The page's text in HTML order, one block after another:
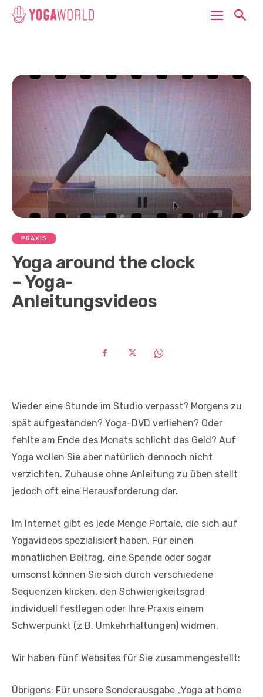
PRAXIS
Yoga around the clock
– Yoga-
Anleitungsvideos
Wieder eine Stunde im Studio verpasst? Morgens zu
spät aufgestanden? Yoga-DVD verliehen? Oder
fehlte am Ende des Monats schlicht das Geld? Auf
Yoga wollen Sie aber natürlich dennoch nicht
verzichten. Zuhause ohne Anleitung zu üben stellt
jedoch oft eine Herausforderung dar.
Im Internet gibt es jede Menge Portale, die sich auf
Yogavideos spezialisiert haben. Für einen
monatlichen Beitrag, eine Spende oder sogar
umsonst können Sie sich durch verschiedene
Sequenzen klicken, den Schwierigkeitsgrad
individuell festlegen oder Ihre Praxis einem
Schwerpunkt (z.B. Umkehrhaltungen) widmen.
Wir haben fünf Websites für Sie zusammengestellt:
Übrigens: Für unsere Sonderausgabe „Yoga at home